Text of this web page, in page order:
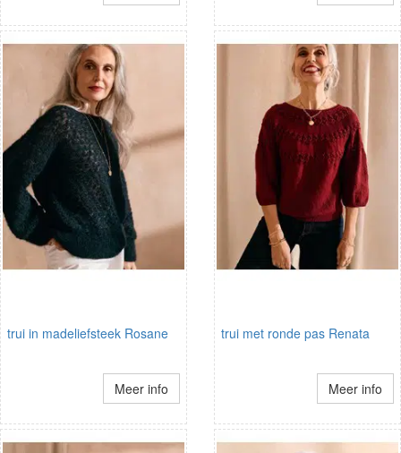
trui in madeliefsteek Rosane
Meer info
trui met ronde pas Renata
Meer info